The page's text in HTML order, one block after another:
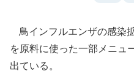
鳥インフルエンザの感染
を原料に使った一部メニュ
出ている。